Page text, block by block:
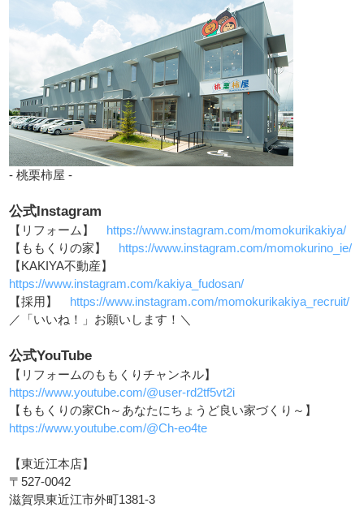
- 桃栗柿屋 -
公式Instagram
【リフォーム】
https://www.instagram.com/momokurikakiya/
【ももくりの家】
https://www.instagram.com/momokurino_ie/
【KAKIYA不動産】
https://www.instagram.com/kakiya_fudosan/
【採用】
https://www.instagram.com/momokurikakiya_recruit/
／「いいね！」お願いします！＼
公式YouTube
【リフォームのももくりチャンネル】
https://www.youtube.com/@user-rd2tf5vt2i
【ももくりの家Ch～あなたにちょうど良い家づくり～】
https://www.youtube.com/@Ch-eo4te
【東近江本店】
〒527-0042
滋賀県東近江市外町1381-3